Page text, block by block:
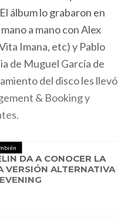
álbum lo grabaron en
a mano con Alex
Imana, etc) y Pablo
de Muguel García de
del disco les llevó
& Booking y
DA A CONOCER LA
VERSIÓN ALTERNATIVA